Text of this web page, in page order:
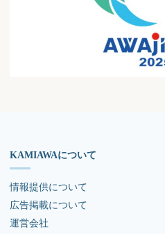
KAMIAWAについて
情報提供について
広告掲載について
運営会社